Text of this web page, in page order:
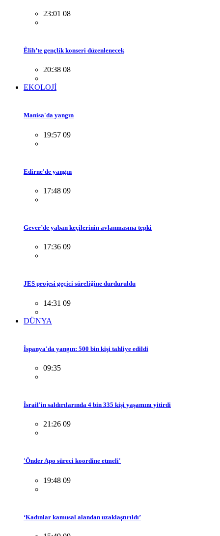
23:01 08
Êlih’te gençlik konseri düzenlenecek
20:38 08
EKOLOJİ
Manisa'da yangın
19:57 09
Edirne'de yangın
17:48 09
Gever’de yaban keçilerinin avlanmasına tepki
17:36 09
JES projesi geçici süreliğine durduruldu
14:31 09
DÜNYA
İspanya'da yangın: 500 bin kişi tahliye edildi
09:35
İsrail'in saldırılarında 4 bin 335 kişi yaşamını yitirdi
21:26 09
'Önder Apo süreci koordine etmeli'
19:48 09
‘Kadınlar kamusal alandan uzaklaştırıldı’